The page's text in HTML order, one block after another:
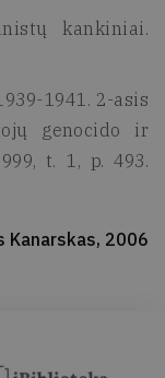
kankiniai.
1941. 2-asis
genocido ir
t. 1, p. 493.
Kanarskas, 2006